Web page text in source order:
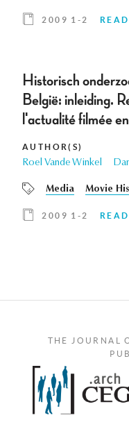
2009 1-2
Historisch
België: inleiding.
l'actualité filmée
AUTHOR(S)
Roel Vande Winkel
Media Movie
2009 1-2
THE JOURNAL